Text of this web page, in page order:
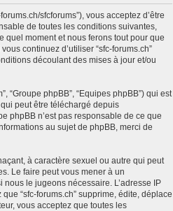
sfcforums”), vous acceptez d’être
de toutes les conditions suivantes,
quel moment et nous ferons tout pour que
continuez d’utiliser “sfc-forums.ch”
découlant des mises à jour et/ou
“Groupe phpBB”, “Equipes phpBB”) qui est
qui peut être téléchargé depuis
phpBB n’est pas responsable de ce que
au sujet de phpBB, merci de
à caractère sexuel ou autre qui peut
Le faire peut vous mener à un
le jugeons nécessaire. L’adresse IP
“sfc-forums.ch” supprime, édite, déplace
vous acceptez que toutes les